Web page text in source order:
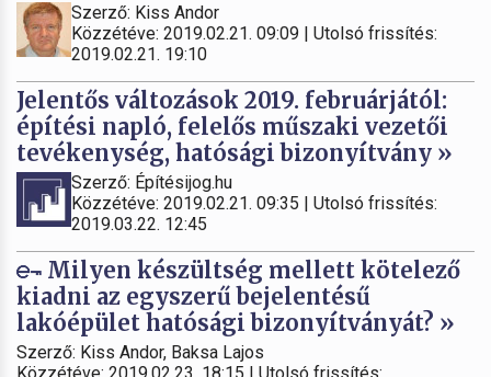
Szerző: Kiss Andor
Közzétéve: 2019.02.21. 09:09 | Utolsó frissítés:
2019.02.21. 19:10
Jelentős változások 2019. februárjától:
építési napló, felelős műszaki vezetői
tevékenység, hatósági bizonyítvány »
Szerző: Építésijog.hu
Közzétéve: 2019.02.21. 09:35 | Utolsó frissítés:
2019.03.22. 12:45
Milyen készültség mellett kötelező
kiadni az egyszerű bejelentésű
lakóépület hatósági bizonyítványát? »
Szerző: Kiss Andor, Baksa Lajos
Közzétéve: 2019.02.23. 18:15 | Utolsó frissítés: